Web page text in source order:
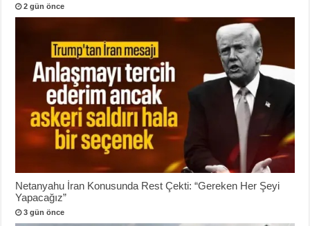
2 gün önce
Netanyahu İran Konusunda Rest Çekti: “Gereken Her Şeyi
Yapacağız”
3 gün önce